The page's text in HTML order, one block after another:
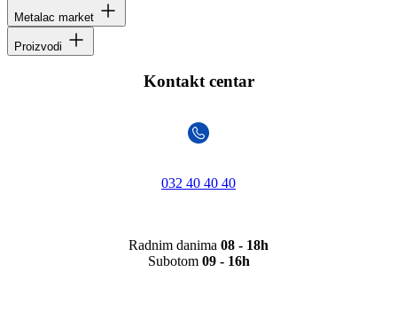
Metalac market
Proizvodi
Kontakt centar
032 40 40 40
Radnim danima 08 - 18h
Subotom 09 - 16h